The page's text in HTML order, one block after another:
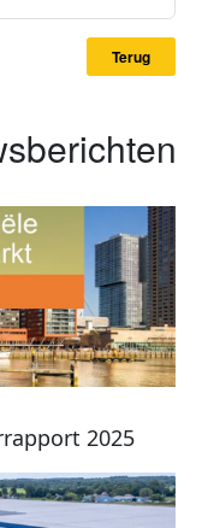
Terug
2025